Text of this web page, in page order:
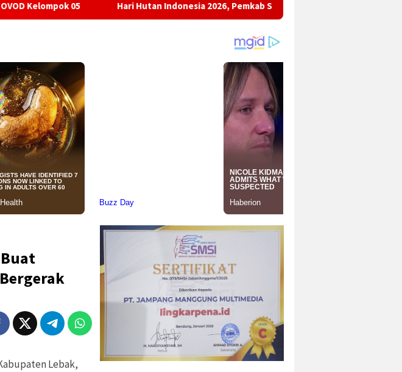
Hari Hutan Indonesia 2026, Pemkab Sukabumi Ajak Masyarakat Pulihkan Hutan dan
Lebak,